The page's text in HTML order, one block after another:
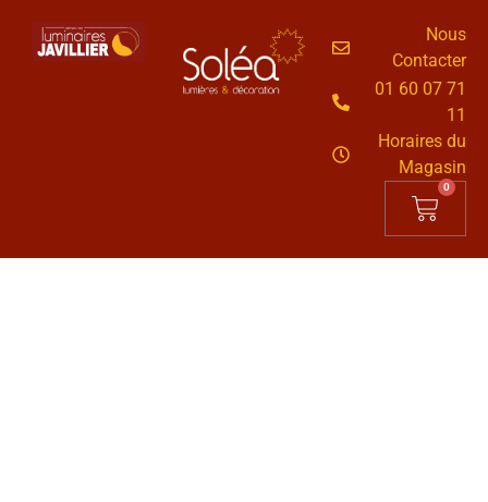
Nous
Contacter
01 60 07 71
11
Horaires du
Magasin
0